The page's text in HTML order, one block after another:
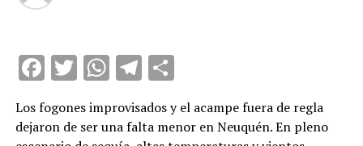
Facebook
Twitter
WhatsApp
Telegram
Compartir
Los fogones improvisados y el acampe fuera de regla
dejaron de ser una falta menor en Neuquén. En pleno